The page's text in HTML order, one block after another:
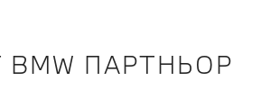
ПАРТНЬОР